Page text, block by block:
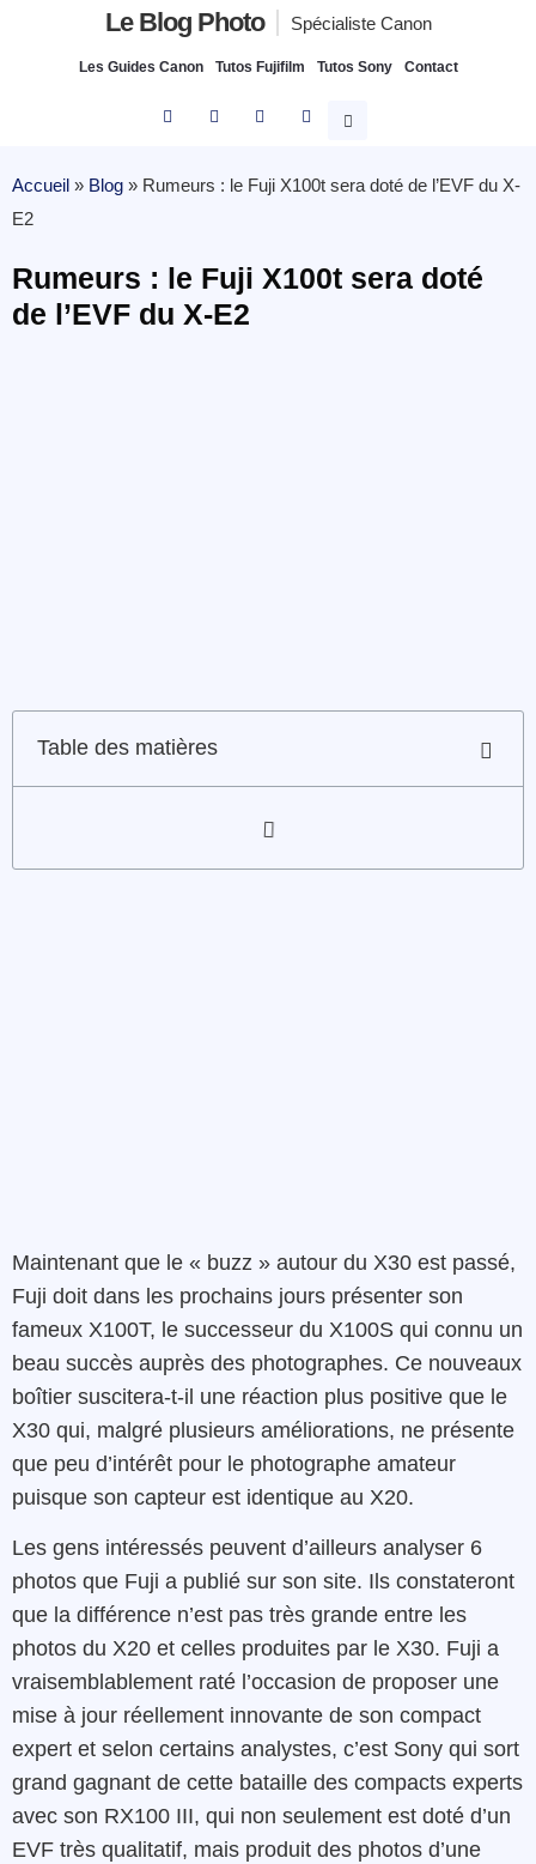
Le Blog Photo Spécialiste Canon
Les Guides Canon Tutos Fujifilm Tutos Sony Contact
Accueil » Blog » Rumeurs : le Fuji X100t sera doté de l’EVF du X-
E2
Rumeurs : le Fuji X100t sera doté
de l’EVF du X-E2
Table des matières
Maintenant que le « buzz » autour du X30 est passé,
Fuji doit dans les prochains jours présenter son
fameux X100T, le successeur du X100S qui connu un
beau succès auprès des photographes. Ce nouveaux
boîtier suscitera-t-il une réaction plus positive que le
X30 qui, malgré plusieurs améliorations, ne présente
que peu d’intérêt pour le photographe amateur
puisque son capteur est identique au X20.
Les gens intéressés peuvent d’ailleurs analyser 6
photos que Fuji a publié sur son site. Ils constateront
que la différence n’est pas très grande entre les
photos du X20 et celles produites par le X30. Fuji a
vraisemblablement raté l’occasion de proposer une
mise à jour réellement innovante de son compact
expert et selon certains analystes, c’est Sony qui sort
grand gagnant de cette bataille des compacts experts
avec son RX100 III, qui non seulement est doté d’un
EVF très qualitatif, mais produit des photos d’une